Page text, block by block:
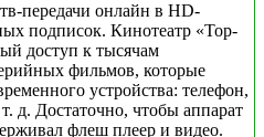
передачи онлайн в HD-
подписок. Кинотеатр «Top-
доступ к тысячам
фильмов, которые
устройства: телефон,
д. Достаточно, чтобы аппарат
флеш плеер и видео.